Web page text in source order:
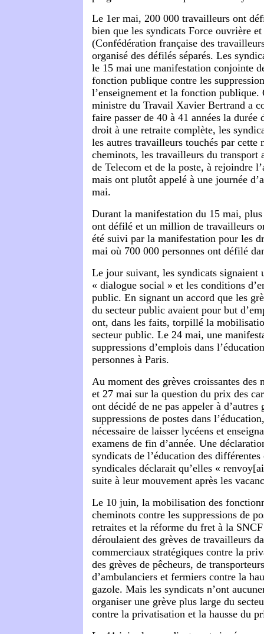
Le 1er mai, 200 000 travailleurs ont
bien que les syndicats Force ouvrière
(Confédération française des
organisé des défilés séparés. Les
le 15 mai une manifestation conjointe
fonction publique contre les
l’enseignement et la fonction
ministre du Travail Xavier Bertrand a
faire passer de 40 à 41 années la durée
droit à une retraite complète, les
les autres travailleurs touchés par cette
cheminots, les travailleurs du transport
de Telecom et de la poste, à rejoindre
mais ont plutôt appelé à une journée
mai.
Durant la manifestation du 15 mai, plus
ont défilé et un million de travailleurs
été suivi par la manifestation pour les
mai où 700 000 personnes ont défilé
Le jour suivant, les syndicats signaient
« dialogue social » et les conditions
public. En signant un accord que les
du secteur public avaient pour but
ont, dans les faits, torpillé la
secteur public. Le 24 mai, une
suppressions d’emplois dans
personnes à Paris.
Au moment des grèves croissantes des
et 27 mai sur la question du prix des
ont décidé de ne pas appeler à d’autres
suppressions de postes dans
nécessaire de laisser lycéens et
examens de fin d’année. Une
syndicats de l’éducation des
syndicales déclarait qu’elles «
suite à leur mouvement après les
Le 10 juin, la mobilisation des
cheminots contre les suppressions de
retraites et la réforme du fret à la
déroulaient des grèves de travailleurs
commerciaux stratégiques contre la
des grèves de pêcheurs, de
d’ambulanciers et fermiers contre la
gazole. Mais les syndicats n’ont
organiser une grève plus large du
contre la privatisation et la hausse du